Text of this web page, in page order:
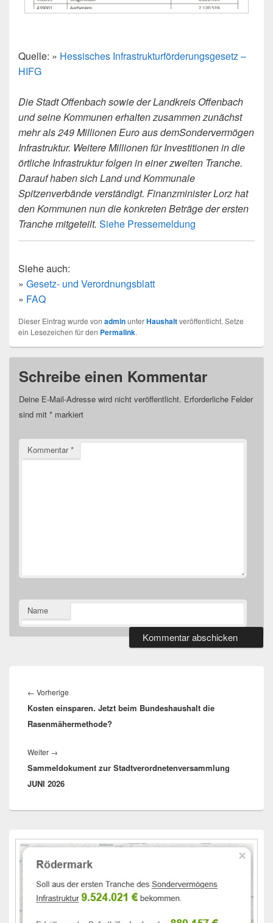
Quelle: » Hessisches Infrastrukturförderungsgesetz –
HIFG
Die Stadt Offenbach sowie der Landkreis Offenbach
und seine Kommunen erhalten zusammen zunächst
mehr als 249 Millionen Euro aus demSondervermögen
Infrastruktur. Weitere Millionen für Investitionen in die
örtliche Infrastruktur folgen in einer zweiten Tranche.
Darauf haben sich Land und Kommunale
Spitzenverbände verständigt. Finanzminister Lorz hat
den Kommunen nun die konkreten Beträge der ersten
Tranche mitgeteilt. Siehe Pressemeldung
Siehe auch:
» Gesetz- und Verordnungsblatt
» FAQ
Dieser Eintrag wurde von adminunterHaushaltveröffentlicht. Setze
ein Lesezeichen für den Permalink.
Schreibe einen Kommentar
Deine E-Mail-Adresse wird nicht veröffentlicht. Erforderliche Felder
sind mit * markiert
Kommentar*
Name
← Vorherige
Beitrag:
Kosten einsparen. Jetzt beim Bundeshaushalt die
Rasenmähermethode?
Weiter →
Beitrag:
Sammeldokument zur Stadtverordnetenversammlung
JUNI 2026
Seitenleisten-
Widgetbereich